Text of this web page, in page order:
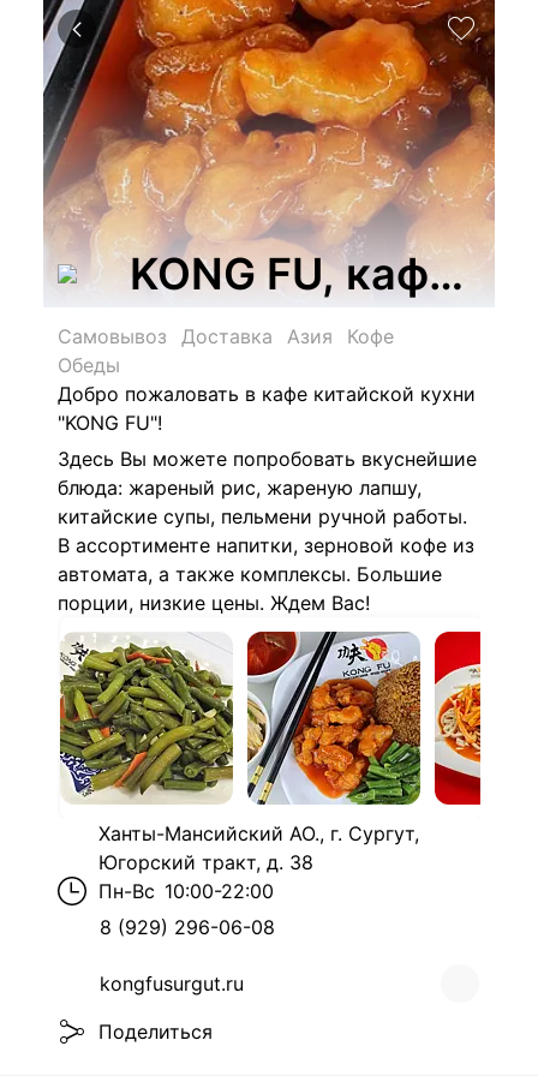
KONG FU, кафе
Самовывоз Доставка Азия
Кофе
Обеды
Добро пожаловать в кафе китайской кухни
"KONG FU"!
Здесь Вы можете попробовать вкуснейшие
блюда: жареный рис, жареную лапшу,
китайские супы, пельмени ручной работы.
В ассортименте напитки, зерновой кофе из
автомата, а также комплексы. Большие
порции, низкие цены. Ждем Вас!
Ханты-Мансийский АО., г. Сургут,
Югорский тракт, д. 38
Пн-Вс 10:00-22:00
8 (929) 296-06-08
kongfusurgut.ru
Поделиться